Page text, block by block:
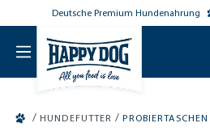
springen
Deutsche Premium Hundenahrung
/ HUNDEFUTTER / PROBIERTASCHEN